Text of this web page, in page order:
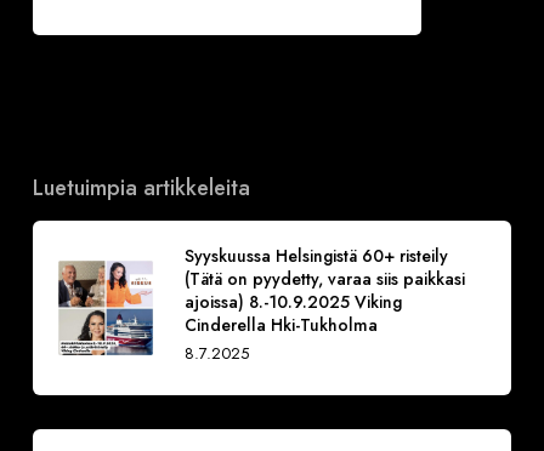
Luetuimpia artikkeleita
Syyskuussa Helsingistä 60+ risteily
(Tätä on pyydetty, varaa siis paikkasi
ajoissa) 8.-10.9.2025 Viking
Cinderella Hki-Tukholma
8.7.2025